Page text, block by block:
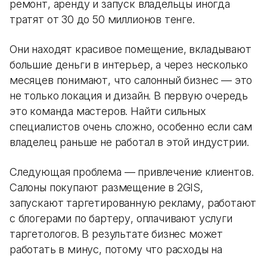
ремонт, аренду и запуск владельцы иногда
тратят от 30 до 50 миллионов тенге.
Они находят красивое помещение, вкладывают
большие деньги в интерьер, а через несколько
месяцев понимают, что салонный бизнес — это
не только локация и дизайн. В первую очередь
это команда мастеров. Найти сильных
специалистов очень сложно, особенно если сам
владелец раньше не работал в этой индустрии.
Следующая проблема — привлечение клиентов.
Салоны покупают размещение в 2GIS,
запускают таргетированную рекламу, работают
с блогерами по бартеру, оплачивают услуги
таргетологов. В результате бизнес может
работать в минус, потому что расходы на